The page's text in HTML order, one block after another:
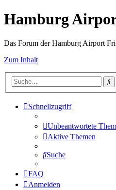
Hamburg
Das Forum der Hamburg Airport
Zum Inhalt
Schnellzugriff
Unbeantwortete
Aktive Themen
Suche
FAQ
Anmelden